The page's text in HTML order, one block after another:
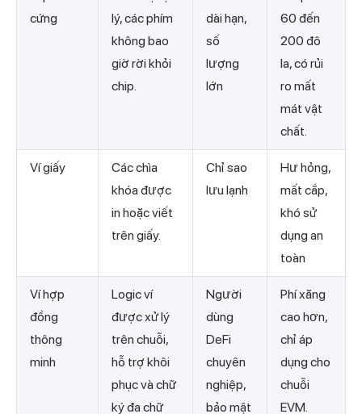
cứng
lý, các phím
không bao
giờ rời khỏi
chip.
dài hạn,
số
lượng
lớn
60 đến
200 đô
la, có rủi
ro mất
mát vật
chất.
Ví giấy
Các chìa
khóa được
in hoặc viết
trên giấy.
Chỉ sao
lưu lạnh
Hư hỏng,
mất cắp,
khó sử
dụng an
toàn
Ví hợp
đồng
thông
minh
Logic ví
được xử lý
trên chuỗi,
hỗ trợ khôi
phục và chữ
ký đa chữ
Người
dùng
DeFi
chuyên
nghiệp,
bảo mật
Phí xăng
cao hơn,
chỉ áp
dụng cho
chuỗi
EVM.